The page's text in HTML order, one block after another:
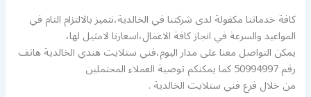
كافة خدماتنا مكفولة لدى شركتنا في الخالدية،نتميز بالالتزام التام في
المواعيد والسرعة في انجاز كافة الاعمال،اسعارنا لامثيل لها،
يمكن التواصل معنا على مدار اليوم،فني ستلايت هندي الخالدية هاتف
رقم 50994997 كما يمكنكم توصية العملاء المحتملين
من خلال فرع فني ستلايت الخالدية .